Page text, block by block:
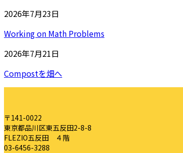
2026年7月23日
Working on Math Problems
2026年7月21日
Compostを畑へ
〒141-0022
東京都品川区東五反田2-8-8
FLEZIO五反田 ４階
03-6456-3288